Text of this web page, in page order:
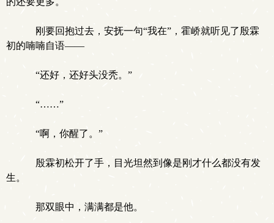
刚要回抱过去，安抚一句“我在”，霍峤就听见了殷霖
初的喃喃自语——
“还好，还好头没秃。”
“……”
“啊，你醒了。”
殷霖初松开了手，目光坦然到像是刚才什么都没有发
生。
那双眼中，满满都是他。